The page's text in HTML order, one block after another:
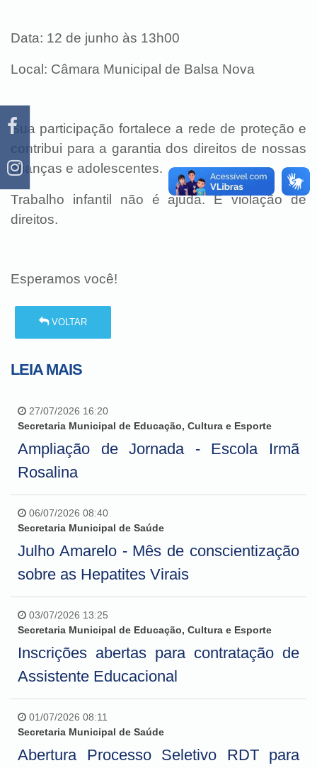
Data: 12 de junho às 13h00
Local: Câmara Municipal de Balsa Nova
Sua participação fortalece a rede de proteção e
contribui para a garantia dos direitos de nossas
crianças e adolescentes.
Trabalho infantil não é ajuda. É violação de
direitos.
Esperamos você!
VOLTAR
LEIA MAIS
27/07/2026 16:20
Secretaria Municipal de Educação, Cultura e Esporte
Ampliação de Jornada - Escola Irmã
Rosalina
06/07/2026 08:40
Secretaria Municipal de Saúde
Julho Amarelo - Mês de conscientização
sobre as Hepatites Virais
03/07/2026 13:25
Secretaria Municipal de Educação, Cultura e Esporte
Inscrições abertas para contratação de
Assistente Educacional
01/07/2026 08:11
Secretaria Municipal de Saúde
Abertura Processo Seletivo RDT para